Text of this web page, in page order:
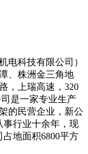
电科技有限公司）
、株洲金三角地
，上瑞高速，320
是一家专业生产
的民营企业，新公
事行业十余年，现
地面积6800平方